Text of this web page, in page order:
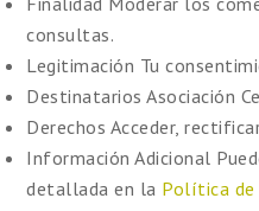
consultas.
Legitimación Tu
Destinatarios Asociación
Derechos Acceder,
Información Adicional
detallada en la Política de